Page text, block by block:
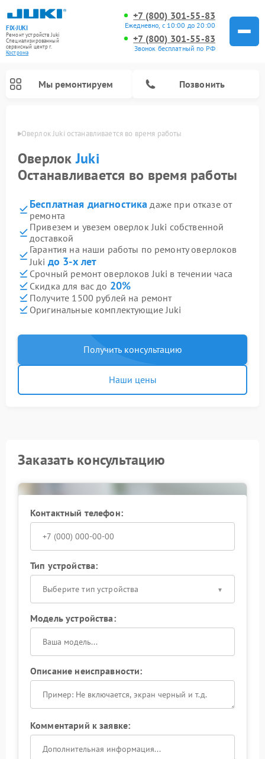
FIX-JUKI
Ремонт устройств Juki
Специализированный
cервисный центр г.
Кострома
+7 (800) 301-55-83
Ежедневно, с 10:00 до 20:00
+7 (800) 301-55-83
Звонок бесплатный по РФ
Мы ремонтируем Позвонить
Оверлок Juki останавливается во время работы
ОверлокJuki
Останавливается во время работы
Бесплатная диагностика даже при отказе от
ремонта
Привезем и увезем оверлок Juki собственной
доставкой
Гарантия на наши работы по ремонту оверлоков
Juki до 3-х лет
Срочный ремонт оверлоков Juki в течении часа
Скидка для вас до 20%
Получите 1500 рублей на ремонт
Оригинальные комплектующие Juki
Получить консультацию
Наши цены
Заказать консультацию
Контактный телефон:
Тип устройства:
Выберите тип устройства
Модель устройства:
Описание неисправности:
Комментарий к заявке: